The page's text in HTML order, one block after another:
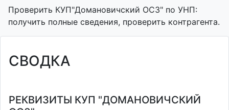
Проверить КУП"Домановичский ОСЗ" по УНП:
получить полные сведения, проверить контрагента.
СВОДКА
РЕКВИЗИТЫ КУП "ДОМАНОВИЧСКИЙ